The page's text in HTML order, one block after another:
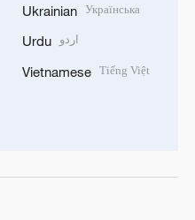
Ukrainian Українська
Urdu اردو
Vietnamese Tiếng Việt